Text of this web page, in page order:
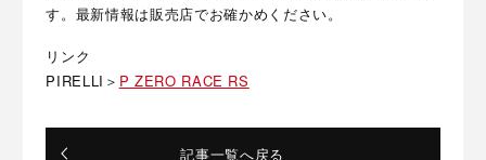
す。最新情報は販売店でお確かめください。
リンク
PIRELLI＞ P ZERO RACE RS
記事一覧へ戻る